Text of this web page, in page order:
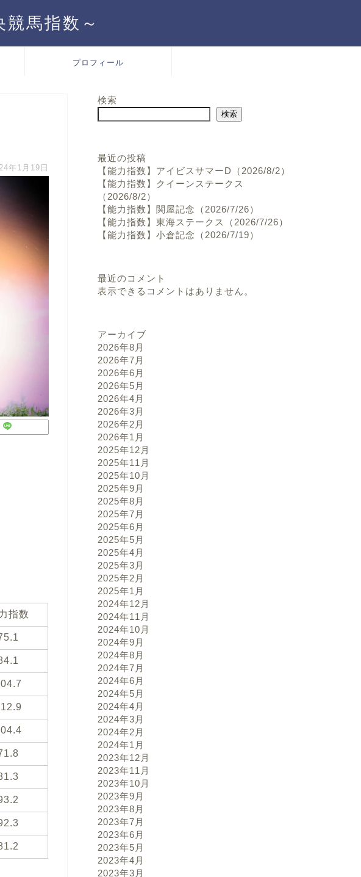
馬指数～
プロフィール
年1月19日
指数
検索
検索
最近の投稿
【能力指数】アイビスサマーD（2026/8/2）
【能力指数】クイーンステークス
（2026/8/2）
【能力指数】関屋記念（2026/7/26）
【能力指数】東海ステークス（2026/7/26）
【能力指数】小倉記念（2026/7/19）
最近のコメント
表示できるコメントはありません。
アーカイブ
2026年8月
2026年7月
2026年6月
2026年5月
2026年4月
2026年3月
2026年2月
2026年1月
2025年12月
2025年11月
2025年10月
2025年9月
2025年8月
2025年7月
2025年6月
2025年5月
2025年4月
2025年3月
2025年2月
2025年1月
2024年12月
2024年11月
2024年10月
2024年9月
2024年8月
2024年7月
2024年6月
2024年5月
2024年4月
2024年3月
2024年2月
2024年1月
2023年12月
2023年11月
2023年10月
2023年9月
2023年8月
2023年7月
2023年6月
2023年5月
2023年4月
2023年3月